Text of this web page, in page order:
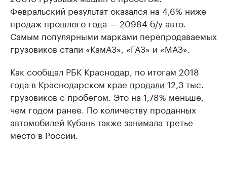
Февральский результат оказался на 4,6% ниже
продаж прошлого года — 20984 б/у авто.
Самым популярными марками перепродаваемых
грузовиков стали «КамАЗ», «ГАЗ» и «МАЗ».
Как сообщал РБК Краснодар, по итогам 2018
года в Краснодарском крае продали 12,3 тыс.
грузовиков с пробегом. Это на 1,78% меньше,
чем годом ранее. По количеству проданных
автомобилей Кубань также занимала третье
место в России.